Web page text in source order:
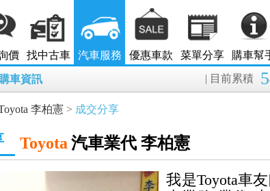
價 找中古車 汽車服務 優惠車款 菜單分享 購車幫
車資訊 | 目前累積
李柏憲 > 成交分享
Toyota 汽車業代 李柏憲
我是Toyota車